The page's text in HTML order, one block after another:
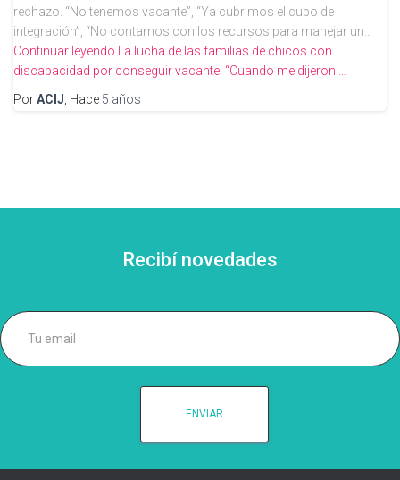
rechazo. “No tenemos vacante”, “Ya cubrimos el cupo de
integración”, “No contamos con los recursos para manejar un…
Continuar leyendo La lucha de las familias de chicos con
discapacidad por conseguir vacante: “Cuando me dijeron:…
PorACIJ , Hace 5 años
Recibí novedades